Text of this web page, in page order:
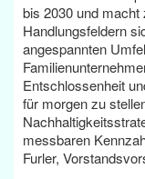
bis 2030 und
Handlungsfeldern
angespannten
Entschlossenheit
für morgen zu
messbaren
Furler,